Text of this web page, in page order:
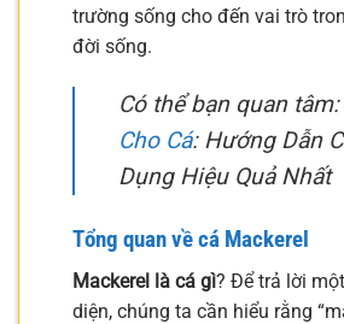
trường sống cho đến vai trò
đời sống.
Có thể bạn quan tâm:
Cho Cá: Hướng Dẫn
Dụng Hiệu Quả Nhất
Tổng quan về cá Mackerel
Mackerel là cá gì? Để trả lời
diện, chúng ta cần hiểu rằng